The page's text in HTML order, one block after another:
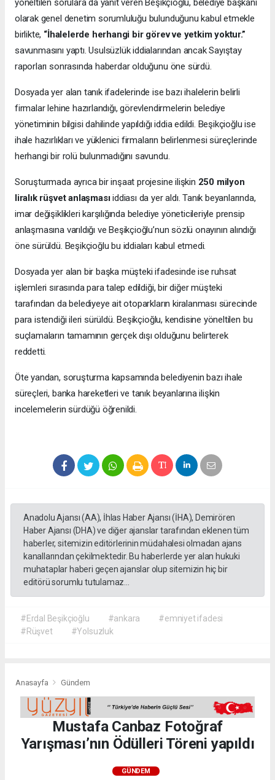
yöneltilen sorulara da yanıt veren Beşikçioğlu, belediye başkanı
olarak genel denetim sorumluluğu bulunduğunu kabul etmekle
birlikte, “İhalelerde herhangi bir görev ve yetkim yoktur.”
savunmasını yaptı. Usulsüzlük iddialarından ancak Sayıştay
raporları sonrasında haberdar olduğunu öne sürdü.
Dosyada yer alan tanık ifadelerinde ise bazı ihalelerin belirli
firmalar lehine hazırlandığı, görevlendirmelerin belediye
yönetiminin bilgisi dahilinde yapıldığı iddia edildi. Beşikçioğlu ise
ihale hazırlıkları ve yüklenici firmaların belirlenmesi süreçlerinde
herhangi bir rolü bulunmadığını savundu.
Soruşturmada ayrıca bir inşaat projesine ilişkin 250 milyon
liralık rüşvet anlaşmasıiddiası da yer aldı. Tanık beyanlarında,
imar değişiklikleri karşılığında belediye yöneticileriyle prensip
anlaşmasına varıldığı ve Beşikçioğlu’nun sözlü onayının alındığı
öne sürüldü. Beşikçioğlu bu iddiaları kabul etmedi.
Dosyada yer alan bir başka müşteki ifadesinde ise ruhsat
işlemleri sırasında para talep edildiği, bir diğer müşteki
tarafından da belediyeye ait otoparkların kiralanması sürecinde
para istendiği ileri sürüldü. Beşikçioğlu, kendisine yöneltilen bu
suçlamaların tamamının gerçek dışı olduğunu belirterek
reddetti.
Öte yandan, soruşturma kapsamında belediyenin bazı ihale
süreçleri, banka hareketleri ve tanık beyanlarına ilişkin
incelemelerin sürdüğü öğrenildi.
Anadolu Ajansı (AA), İhlas Haber Ajansı (İHA), Demirören
Haber Ajansı (DHA) ve diğer ajanslar tarafından eklenen tüm
haberler, sitemizin editörlerinin müdahalesi olmadan ajans
kanallarından çekilmektedir. Bu haberlerde yer alan hukuki
muhataplar haberi geçen ajanslar olup sitemizin hiç bir
editörü sorumlu tutulamaz...
#Erdal Beşikçioğlu #ankara
#emniyet ifadesi
#Rüşvet
#Yolsuzluk
Anasayfa Gündem
Mustafa Canbaz Fotoğraf
Yarışması’nın Ödülleri Töreni yapıldı
GÜNDEM